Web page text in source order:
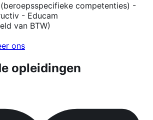
competenties) -
- Educam
van BTW)
ons
opleidingen